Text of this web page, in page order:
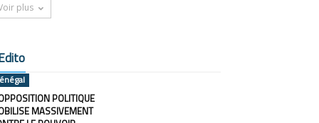
plus
POLITIQUE
MASSIVEMENT